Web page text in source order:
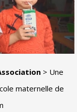
> Une
maternelle de